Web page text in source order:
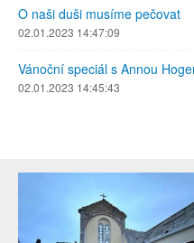
O naši duši musíme pečovat
02.01.2023 14:47:09
Vánoční speciál s Annou
02.01.2023 14:45:43